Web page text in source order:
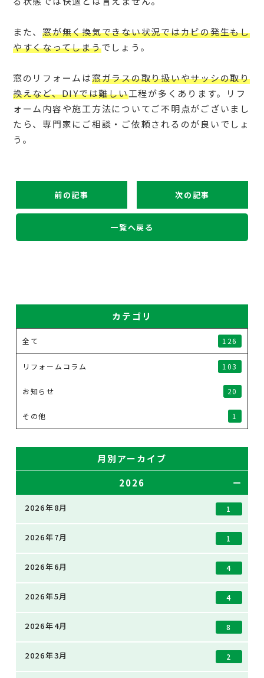
また、窓が無く換気できない状況ではカビの発生もし
やすくなってしまうでしょう。
窓のリフォームは窓ガラスの取り扱いやサッシの取り
換えなど、DIYでは難しい工程が多くあります。リフ
ォーム内容や施工方法についてご不明点がございまし
たら、専門家にご相談・ご依頼されるのが良いでしょ
う。
前の記事 次の記事
一覧へ戻る
カテゴリ
全て 126
リフォームコラム 103
お知らせ 20
その他 1
月別アーカイブ
2026
2026年8月 1
2026年7月 1
2026年6月 4
2026年5月 4
2026年4月 8
2026年3月 2